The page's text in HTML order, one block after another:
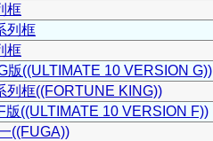
框
列框
框
版((ULTIMATE 10 VERSION G))
列框((FORTUNE KING))
版((ULTIMATE 10 VERSION F))
((FUGA))